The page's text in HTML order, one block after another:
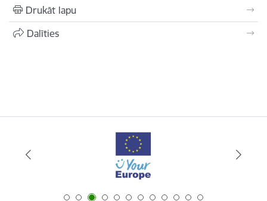
Drukāt lapu
Dalīties